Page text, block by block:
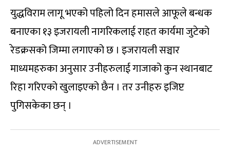
युद्धविराम लागू भएको पहिलो दिन हमासले आफूले बन्धक
बनाएका १३ इजरायली नागरिकलाई राहत कार्यमा जुटेको
रेडक्रसको जिम्मा लगाएको छ । इजरायली सञ्चार
माध्यमहरुका अनुसार उनीहरुलाई गाजाको कुन स्थानबाट
रिहा गरिएको खुलाइएको छैन । तर उनीहरु इजिप्ट
पुगिसकेका छन् ।